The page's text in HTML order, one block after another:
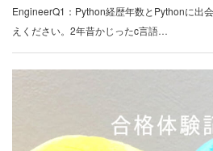
EngineerQ1：Python経歴年数とPythonに出
えください。2年昔かじったc言語…